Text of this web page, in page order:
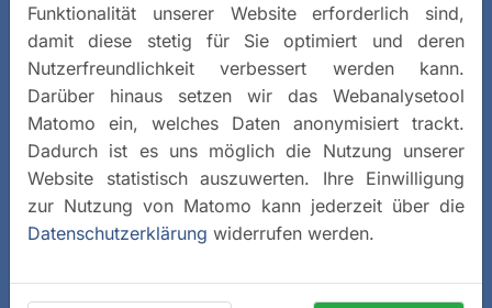
Funktionalität unserer Website erforderlich sind,
damit diese stetig für Sie optimiert und deren
Nutzerfreundlichkeit verbessert werden kann.
Darüber hinaus setzen wir das Webanalysetool
Matomo ein, welches Daten anonymisiert trackt.
Dadurch ist es uns möglich die Nutzung unserer
Website statistisch auszuwerten. Ihre Einwilligung
zur Nutzung von Matomo kann jederzeit über die
Datenschutzerklärung widerrufen werden.